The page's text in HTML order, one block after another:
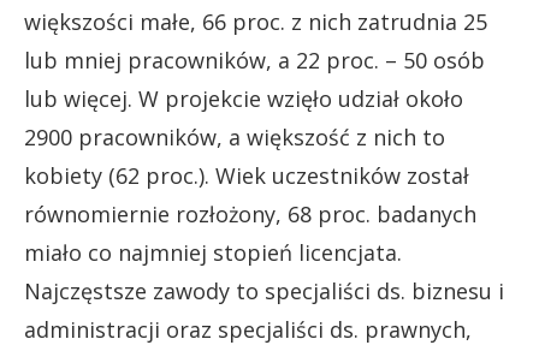
większości małe, 66 proc. z nich zatrudnia 25
lub mniej pracowników, a 22 proc. – 50 osób
lub więcej. W projekcie wzięło udział około
2900 pracowników, a większość z nich to
kobiety (62 proc.). Wiek uczestników został
równomiernie rozłożony, 68 proc. badanych
miało co najmniej stopień licencjata.
Najczęstsze zawody to specjaliści ds. biznesu i
administracji oraz specjaliści ds. prawnych,